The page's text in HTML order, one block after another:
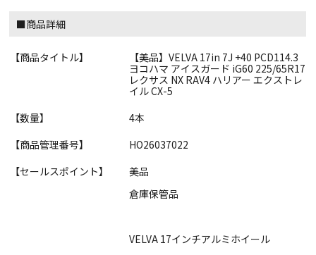
■商品詳細
【商品タイトル】
【美品】VELVA 17in 7J +40 PCD114.3
ヨコハマ アイスガード iG60 225/65R17
レクサス NX RAV4 ハリアー エクストレ
イル CX-5
【数量】
4本
【商品管理番号】
HO26037022
【セールスポイント】
美品
倉庫保管品
VELVA 17インチアルミホイール